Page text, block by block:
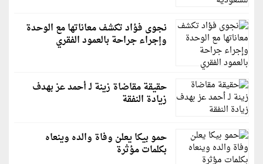
نجوى فؤاد تكشف معاناتها مع الوحدة
وإجراء جراحة بالعمود الفقري
حقيقة مقاضاة زينة لـ أحمد عز بهدف
زيادة النفقة
حمو بيكا يعلن وفاة والده وينعاه
بكلمات مؤثرة